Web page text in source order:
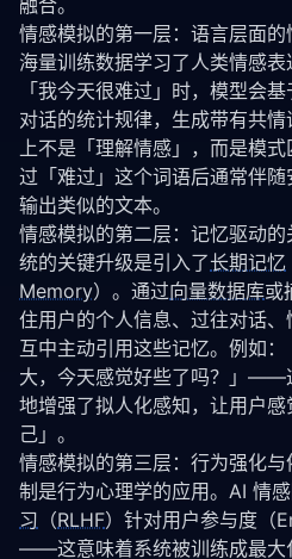
融合。
情感模拟的第一层：语言层面
海量训练数据学习了人类情感
「我今天很难过」时，模型会
对话的统计规律，生成带有共
上不是「理解情感」，而是模
过「难过」这个词语后通常伴
输出类似的文本。
情感模拟的第二层：记忆驱动
统的关键升级是引入了长期记忆
Memory）。通过向量数据库或
住用户的个人信息、过往对话
互中主动引用这些记忆。例如
大，今天感觉好些了吗？」——
地增强了拟人化感知，让用户
己」。
情感模拟的第三层：行为强化
制是行为心理学的应用。AI 情
习 （RLHF）针对用户参与度（
——这意味着系统被训练成最大